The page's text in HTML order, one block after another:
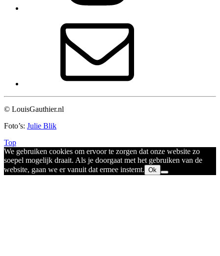
© LouisGauthier.nl
Foto’s: Julie Blik
Top
We gebruiken cookies om ervoor te zorgen dat onze website zo
soepel mogelijk draait. Als je doorgaat met het gebruiken van de
website, gaan we er vanuit dat ermee instemt. Ok